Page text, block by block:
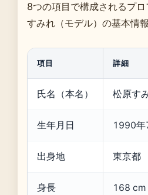
8つの項目で構成されるプロ
すみれ（モデル）の基本情
項目 詳細
氏名（本名） 松原す
生年月日 1990年
出身地 東京都
身長 168 cm